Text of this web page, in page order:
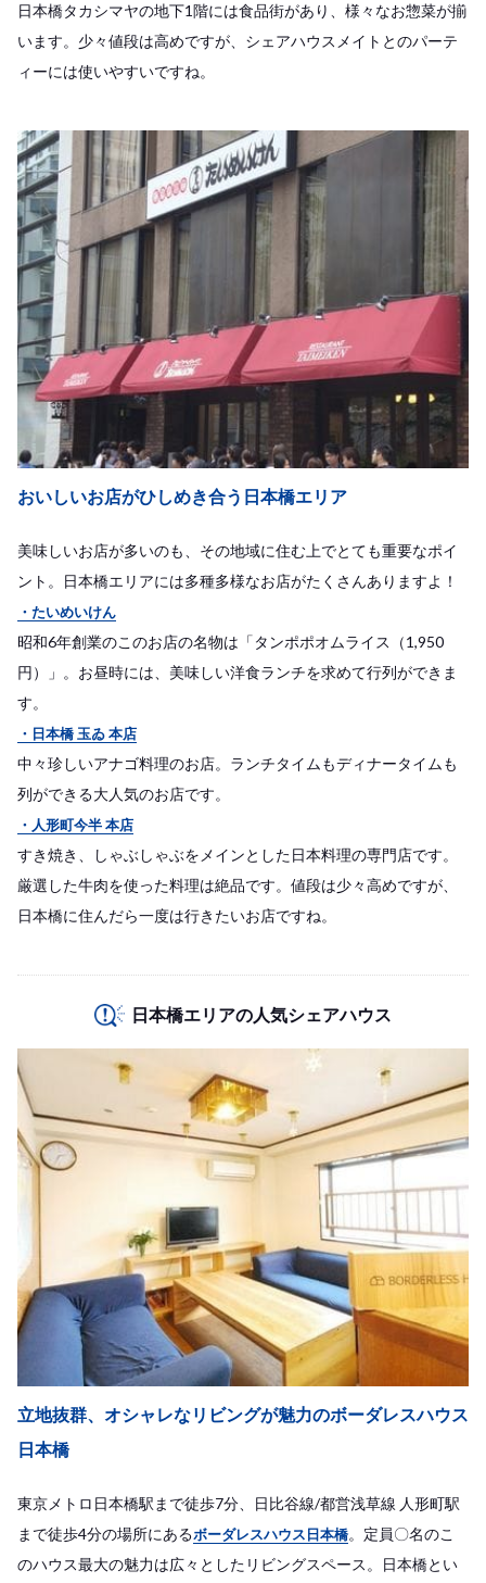
日本橋タカシマヤの地下1階には食品街があり、様々なお惣菜が揃
います。少々値段は高めですが、シェアハウスメイトとのパーテ
ィーには使いやすいですね。
おいしいお店がひしめき合う日本橋エリア
美味しいお店が多いのも、その地域に住む上でとても重要なポイ
ント。日本橋エリアには多種多様なお店がたくさんありますよ！
・たいめいけん
昭和6年創業のこのお店の名物は「タンポポオムライス（1,950
円）」。お昼時には、美味しい洋食ランチを求めて行列ができま
す。
・日本橋 玉ゐ 本店
中々珍しいアナゴ料理のお店。ランチタイムもディナータイムも
列ができる大人気のお店です。
・人形町今半 本店
すき焼き、しゃぶしゃぶをメインとした日本料理の専門店です。
厳選した牛肉を使った料理は絶品です。値段は少々高めですが、
日本橋に住んだら一度は行きたいお店ですね。
日本橋エリアの人気シェアハウス
立地抜群、オシャレなリビングが魅力のボーダレスハウス
日本橋
東京メトロ日本橋駅まで徒歩7分、日比谷線/都営浅草線 人形町駅
まで徒歩4分の場所にあるボーダレスハウス日本橋。定員〇名のこ
のハウス最大の魅力は広々としたリビングスペース。日本橋とい